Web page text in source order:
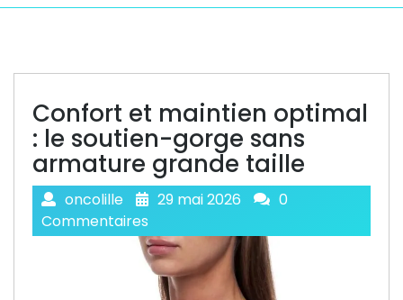
Confort et maintien optimal
: le soutien-gorge sans
armature grande taille
oncolille 29 mai 2026
0
Commentaires